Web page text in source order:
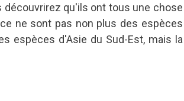
découvrirez qu'ils ont tous une chose
ne sont pas non plus des espèces
espèces d'Asie du Sud-Est, mais la